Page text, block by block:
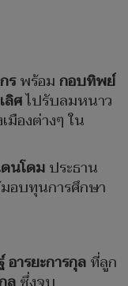
รพร้อมกอบทิพย์
ลิศไปรับลมหนาว
มืองต่างๆ ใน
นโดมประธาน
อบทุนการศึกษา
ารยะการกุลที่ลูก